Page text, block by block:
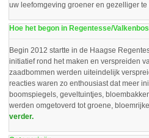
uw leefomgeving groener en gezelliger te
Hoe het begon in Regentesse/Valkenbos
Begin 2012 startte in de Haagse
initiatief rond het maken en verspreiden
zaadbommen werden uiteindelijk
reacties waren zo enthousiast dat meer
boomspiegels, geveltuintjes,
werden omgetoverd tot groene,
verder.